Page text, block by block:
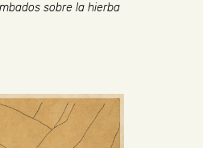
sobre la hierba